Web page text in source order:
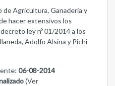
Agricultura, Ganadería y
hacer extensivos los
ley nº 01/2014 a los
Adolfo Alsina y Pichi
06-08-2014
(Ver